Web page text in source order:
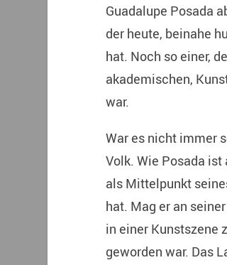
Guadalupe Posada
der heute, beinahe
hat. Noch so einer,
akademischen,
war.
War es nicht immer
Volk. Wie Posada
als Mittelpunkt
hat. Mag er an
in einer Kunstszene
geworden war. Das